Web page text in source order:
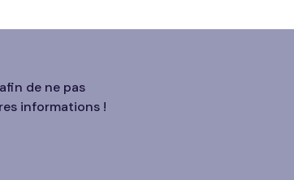
de ne pas
informations !